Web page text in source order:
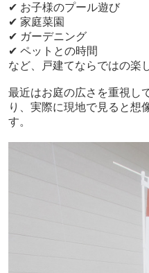
✔ お子様のプール遊び
✔ 家庭菜園
✔ ガーデニング
✔ ペットとの時間
など、戸建てならではの楽
最近はお庭の広さを重視し
り、実際に現地で見ると想
す。